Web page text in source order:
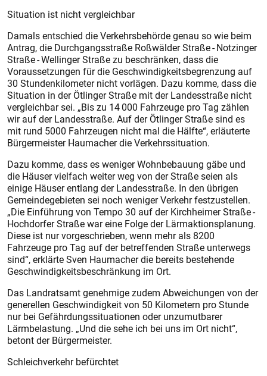
Situation ist nicht vergleichbar
Damals entschied die Verkehrsbehörde genau so wie beim
Antrag, die Durchgangsstraße Roßwälder Straße - Notzinger
Straße - Wellinger Straße zu beschränken, dass die
Voraussetzungen für die Geschwindigkeitsbegrenzung auf
30 Stundenkilometer nicht vorlägen. Dazu komme, dass die
Situation in der Ötlinger Straße mit der Landesstraße nicht
vergleichbar sei. „Bis zu 14 000 Fahrzeuge pro Tag zählen
wir auf der Landesstraße. Auf der Ötlinger Straße sind es
mit rund 5000 Fahrzeugen nicht mal die Hälfte“, erläuterte
Bürgermeister Haumacher die Verkehrssituation.
Dazu komme, dass es weniger Wohnbebauung gäbe und
die Häuser vielfach weiter weg von der Straße seien als
einige Häuser entlang der Landesstraße. In den übrigen
Gemeindegebieten sei noch weniger Verkehr festzustellen.
„Die Einführung von Tempo 30 auf der Kirchheimer Straße -
Hochdorfer Straße war eine Folge der Lärmaktionsplanung.
Diese ist nur vorgeschrieben, wenn mehr als 8200
Fahrzeuge pro Tag auf der betreffenden Straße unterwegs
sind“, erklärte Sven Haumacher die bereits bestehende
Geschwindigkeitsbeschränkung im Ort.
Das Landratsamt genehmige zudem Abweichungen von der
generellen Geschwindigkeit von 50 Kilometern pro Stunde
nur bei Gefährdungssituationen oder unzumutbarer
Lärmbelastung. „Und die sehe ich bei uns im Ort nicht“,
betont der Bürgermeister.
Schleichverkehr befürchtet